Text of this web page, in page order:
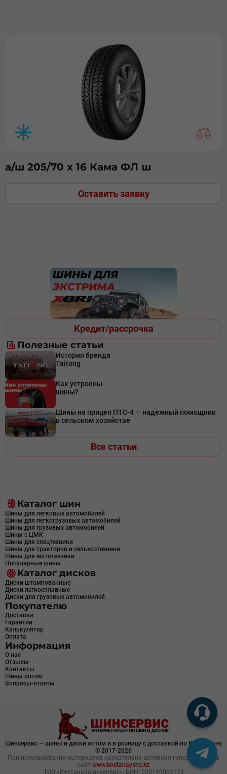
Кредит/рассрочка
Полезные статьи
История бренда
Taitong
Как устроены
шины?
Шины на прицеп ПТС-4 — надежный помощник
в сельском хозяйстве
Все статьи
а/ш 205/70 х 16 Кама ФЛ ш
Оставить заявку
Каталог шин
Шины для легковых автомобилей
Шины для легкогрузовых автомобилей
Шины для грузовых автомобилей
Шины с ЦМК
Шины для спецтехники
Шины для тракторов и сельхозтехники
Шины для мототехники
Популярные шины
Каталог дисков
Диски штампованные
Диски легкосплавные
Диски для грузовых автомобилей
Покупателю
Доставка
Гарантии
Калькулятор
Оплата
Информация
О нас
Отзывы
Контакты
Шины оптом
Вопросы-ответы
Шинсервис — шины и диски оптом и в розницу с доставкой по Казахстану
© 2017-2026
При использовании материалов обязательна активная гиперссылка на
сайт www.kostanayshs.kz
ТОО «Костанайшинсервис», БИН: 020140003123